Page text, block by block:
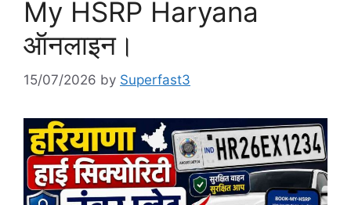
My HSRP Haryana
ऑनलाइन।
15/07/2026 by Superfast3